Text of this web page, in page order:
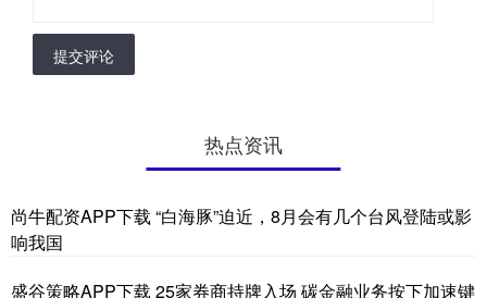
提交评论
热点资讯
尚牛配资APP下载 “白海豚”迫近，8月会有几个台风登陆或影
响我国
盛谷策略APP下载 25家券商持牌入场 碳金融业务按下加速键